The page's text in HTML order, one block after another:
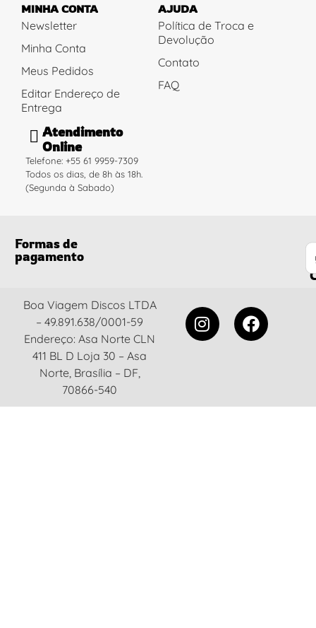
MINHA CONTA
Newsletter
Minha Conta
Meus Pedidos
Editar Endereço de
Entrega
AJUDA
Política de Troca e
Devolução
Contato
FAQ
Atendimento
Online
Telefone: +55 61 9959-7309
Todos os dias, de 8h às 18h.
(Segunda à Sabado)
Formas de
pagamento
Boa Viagem Discos LTDA
– 49.891.638/0001-59
Endereço: Asa Norte CLN
411 BL D Loja 30 – Asa
Norte, Brasília – DF,
70866-540